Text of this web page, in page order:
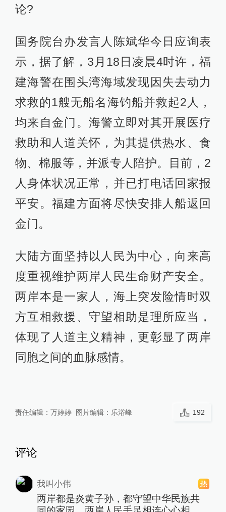
论?
国务院台办发言人陈斌华今日应询表
示，据了解，3月18日凌晨4时许，福
建海警在围头湾海域发现因失去动力
求救的1艘无船名海钓船并救起2人，
均来自金门。海警立即对其开展医疗
救助和人道关怀，为其提供热水、食
物、棉服等，并派专人陪护。目前，2
人身体状况正常，并已打电话回家报
平安。福建方面将尽快安排人船返回
金门。
大陆方面坚持以人民为中心，向来高
度重视维护两岸人民生命财产安全。
两岸本是一家人，海上突发险情时双
方互相救援、守望相助是理所应当，
体现了人道主义精神，更彰显了两岸
同胞之间的血脉感情。
责任编辑： 万婷婷 图片编辑： 乐浴峰 192
评论
我叫小伟
两岸都是炎黄子孙，都守望中华民族共